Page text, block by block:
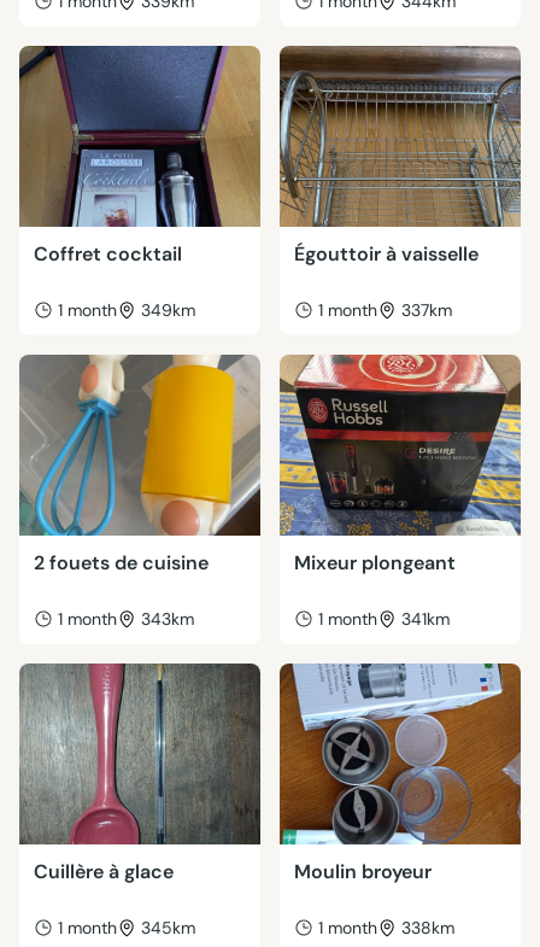
Coffret cocktail
1 month 349km
Égouttoir à vaisselle
1 month 337km
2 fouets de cuisine
1 month 343km
Mixeur plongeant
1 month 341km
Cuillère à glace
1 month 345km
Moulin broyeur
1 month 338km